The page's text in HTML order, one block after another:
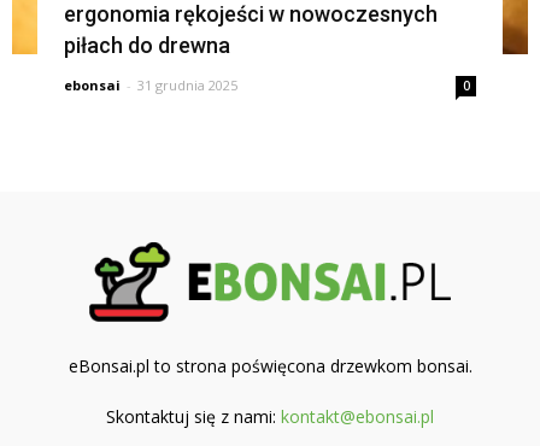
ergonomia rękojeści w nowoczesnych
piłach do drewna
ebonsai - 31 grudnia 2025 0
eBonsai.pl to strona poświęcona drzewkom bonsai.
Skontaktuj się z nami: kontakt@ebonsai.pl